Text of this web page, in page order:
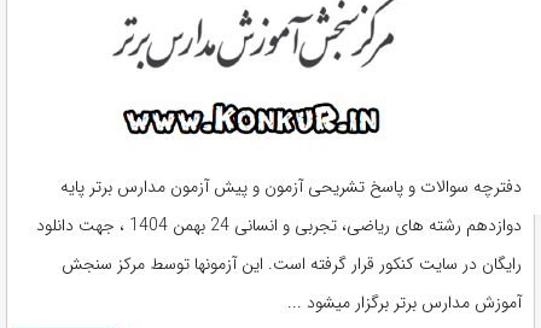
دفترچه سوالات و پاسخ تشریحی آزمون و پیش آزمون مدارس برتر پایه
دوازدهم رشته های ریاضی، تجربی و انسانی 24 بهمن 1404 ، جهت دانلود
رایگان در سایت کنکور قرار گرفته است. این آزمونها توسط مرکز سنجش
آموزش مدارس برتر برگزار میشود ...